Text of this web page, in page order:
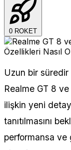
0 ROKET
Uzun bir süredir
Realme GT 8
ilişkin yeni
tanıtılmasını
performansa ve